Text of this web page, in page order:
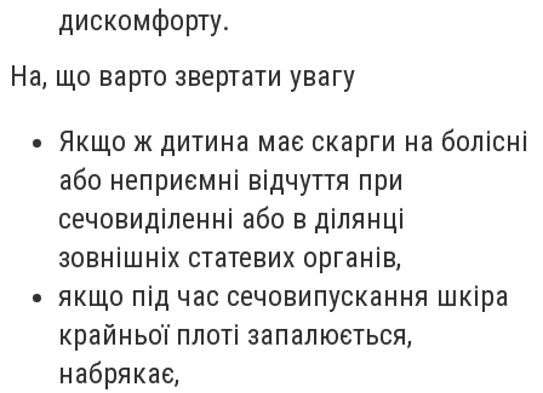
дискомфорту.
На, що варто звертати увагу
Якщо ж дитина має скарги на болісні
або неприємні відчуття при
сечовиділенні або в ділянці
зовнішніх статевих органів,
якщо під час сечовипускання шкіра
крайньої плоті запалюється,
набрякає,